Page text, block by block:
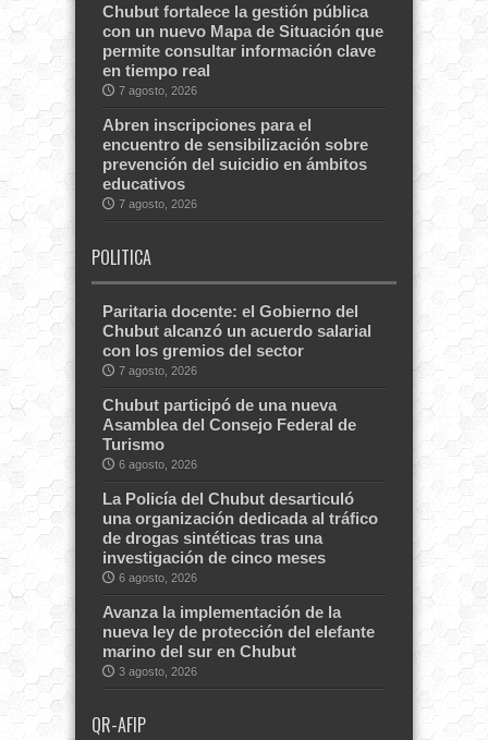
Chubut fortalece la gestión pública
con un nuevo Mapa de Situación que
permite consultar información clave
en tiempo real
7 agosto, 2026
Abren inscripciones para el
encuentro de sensibilización sobre
prevención del suicidio en ámbitos
educativos
7 agosto, 2026
POLITICA
Paritaria docente: el Gobierno del
Chubut alcanzó un acuerdo salarial
con los gremios del sector
7 agosto, 2026
Chubut participó de una nueva
Asamblea del Consejo Federal de
Turismo
6 agosto, 2026
La Policía del Chubut desarticuló
una organización dedicada al tráfico
de drogas sintéticas tras una
investigación de cinco meses
6 agosto, 2026
Avanza la implementación de la
nueva ley de protección del elefante
marino del sur en Chubut
3 agosto, 2026
QR-AFIP